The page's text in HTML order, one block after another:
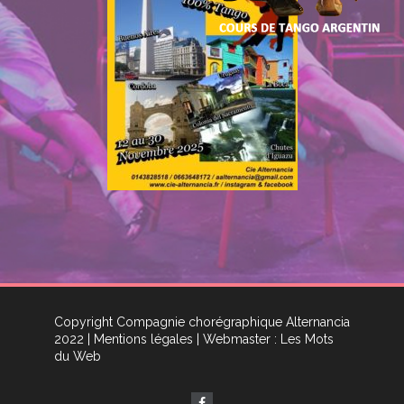
Copyright Compagnie chorégraphique Alternancia
2022
| Mentions légales
| Webmaster : Les Mots
du Web